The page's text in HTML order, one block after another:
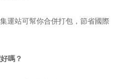
運站可幫你合併打包，節省國際
嗎？